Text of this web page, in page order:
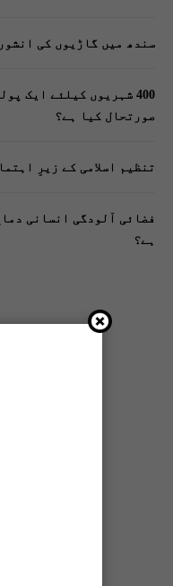
سندھ میں گاڑیوں کی
400 شہریوں کیلئے ایک
صورتحال کیا ہے؟
تنظیم اسلامی کے زیرِ
فضائی آلودگی انسانی
ہے؟